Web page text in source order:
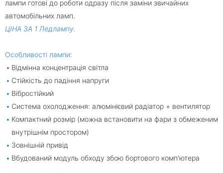
лампи готові до роботи одразу після заміни звичайних
автомобільних ламп.
ЦІНА ЗА 1 Ледлампу.
Особливості лампи:
Відмінна концентрація світла
Стійкість до падіння напруги
Вібростійкий
Система охолодження: алюмінієвий радіатор + вентилятор
Компактний розмір (можна встановити на фари з обмеженим
внутрішнім простором)
Зовнішній привід
Вбудований модуль обходу збою бортового комп'ютера